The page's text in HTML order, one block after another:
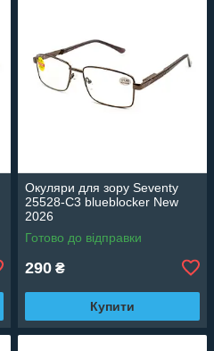
Окуляри для зору Seventy
25528-C3 blueblocker New
2026
Готово до відправки
290 ₴
Купити